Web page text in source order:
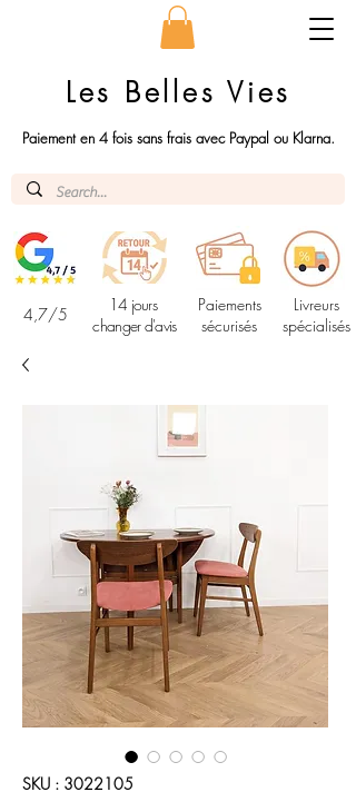
Les Belles Vies
Paiement en 4 fois sans frais avec Paypal ou Klarna.
4,7/5
14 jours
changer d'avis
Paiements
sécurisés
Livreurs
spécialisés
SKU : 3022105